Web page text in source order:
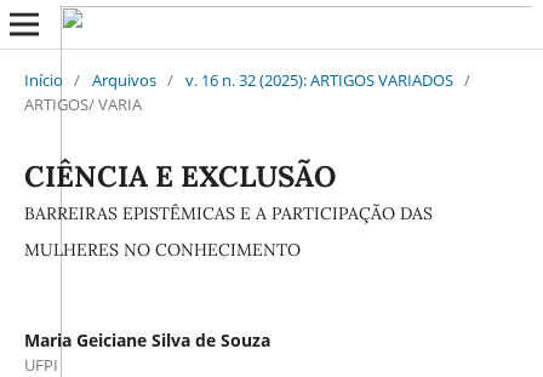
Início / Arquivos / v. 16 n. 32 (2025): ARTIGOS VARIADOS /
ARTIGOS/ VARIA
CIÊNCIA E EXCLUSÃO
BARREIRAS EPISTÊMICAS E A PARTICIPAÇÃO DAS
MULHERES NO CONHECIMENTO
Maria Geiciane Silva de Souza
UFPI